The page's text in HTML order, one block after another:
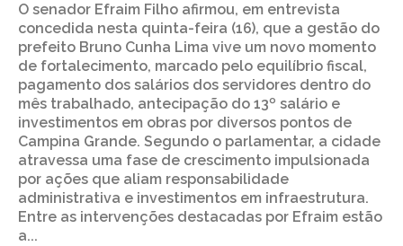
O senador Efraim Filho afirmou, em entrevista
concedida nesta quinta-feira (16), que a gestão do
prefeito Bruno Cunha Lima vive um novo momento
de fortalecimento, marcado pelo equilíbrio fiscal,
pagamento dos salários dos servidores dentro do
mês trabalhado, antecipação do 13º salário e
investimentos em obras por diversos pontos de
Campina Grande. Segundo o parlamentar, a cidade
atravessa uma fase de crescimento impulsionada
por ações que aliam responsabilidade
administrativa e investimentos em infraestrutura.
Entre as intervenções destacadas por Efraim estão
a...